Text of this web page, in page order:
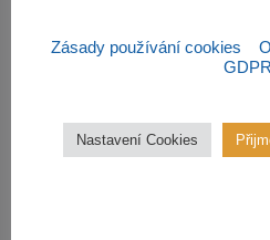
Zájmové
Kroužky začínají od října
Zásady používání cookies
GDPR
Nastavení Cookies